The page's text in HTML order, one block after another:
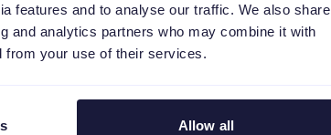
features and to analyse our traffic. We also share
and analytics partners who may combine it with
from your use of their services.
Allow all